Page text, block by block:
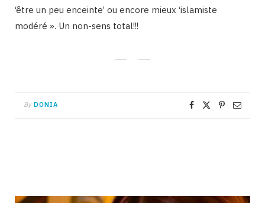
‘être un peu enceinte’ ou encore mieux ‘islamiste
modéré ». Un non-sens total!!!
By DONIA